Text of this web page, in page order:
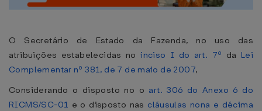
O Secretário de Estado da Fazenda, no uso das
atribuições estabelecidas noinciso I do art. 7º da Lei
Complementar nº 381, de 7 de maio de 2007,
Considerando o disposto no o art. 306 do Anexo 6 do
RICMS/SC-01 e o disposto nas cláusulas nona e décima